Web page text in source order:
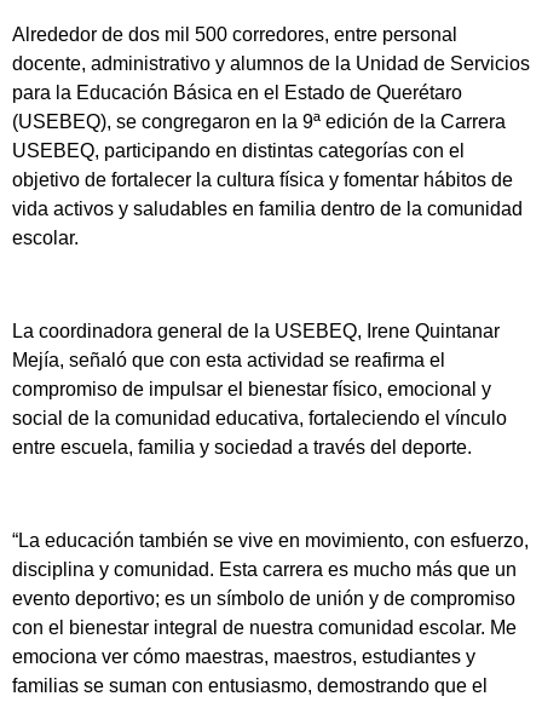
Alrededor de dos mil 500 corredores, entre personal
docente, administrativo y alumnos de la Unidad de Servicios
para la Educación Básica en el Estado de Querétaro
(USEBEQ), se congregaron en la 9ª edición de la Carrera
USEBEQ, participando en distintas categorías con el
objetivo de fortalecer la cultura física y fomentar hábitos de
vida activos y saludables en familia dentro de la comunidad
escolar.
La coordinadora general de la USEBEQ, Irene Quintanar
Mejía, señaló que con esta actividad se reafirma el
compromiso de impulsar el bienestar físico, emocional y
social de la comunidad educativa, fortaleciendo el vínculo
entre escuela, familia y sociedad a través del deporte.
“La educación también se vive en movimiento, con esfuerzo,
disciplina y comunidad. Esta carrera es mucho más que un
evento deportivo; es un símbolo de unión y de compromiso
con el bienestar integral de nuestra comunidad escolar. Me
emociona ver cómo maestras, maestros, estudiantes y
familias se suman con entusiasmo, demostrando que el